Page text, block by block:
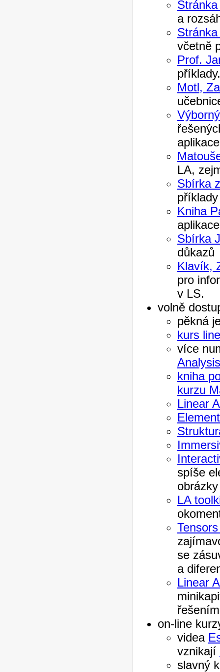
a
včetně
Prof.
příklady.
Motl,
LA,
Sbírka
příklady
Kniha
Sbírka
důkazů
Klavík,
pro
v LS.
volně
pěkná
kurs
více
kniha
kurzu
Linear
spíše
LA
se
a
Linear
on-line
videa
vznikají
slavný